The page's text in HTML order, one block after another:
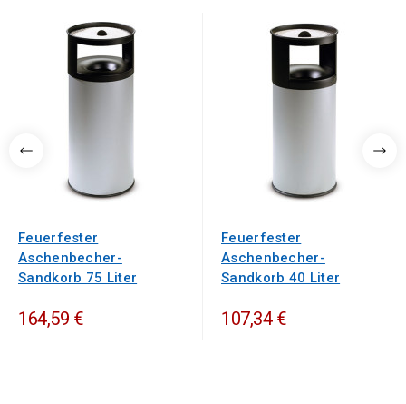
Feuerfester
Aschenbecher-
Sandkorb 75 Liter
164,59 €
Feuerfester
Aschenbecher-
Sandkorb 40 Liter
107,34 €